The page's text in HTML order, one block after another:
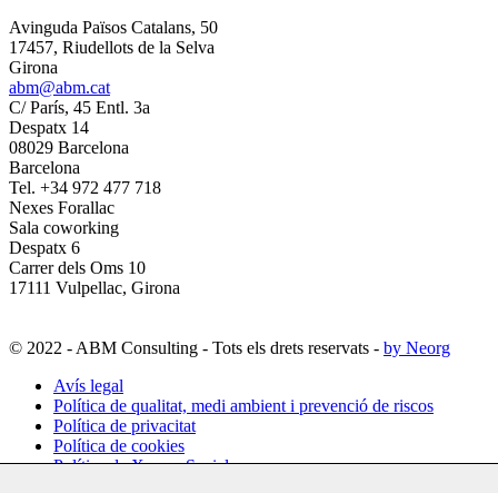
Avinguda Països Catalans, 50
17457, Riudellots de la Selva
Girona
abm@abm.cat
C/ París, 45 Entl. 3a
Despatx 14
08029 Barcelona
Barcelona
Tel. +34 972 477 718
Nexes Forallac
Sala coworking
Despatx 6
Carrer dels Oms 10
17111 Vulpellac, Girona
© 2022 - ABM Consulting - Tots els drets reservats - by Neorg
Avís legal
Política de qualitat, medi ambient i prevenció de riscos
Política de privacitat
Política de cookies
Política de Xarxes Socials